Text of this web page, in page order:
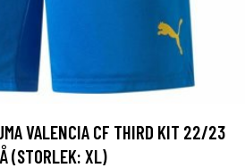
VALENCIA CF THIRD KIT 22/23
(STORLEK: XL)